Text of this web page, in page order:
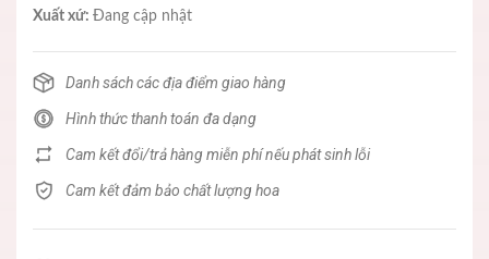
Xuất xứ: Đang cập nhật
Danh sách các địa điểm giao hàng
Hình thức thanh toán đa dạng
Cam kết đổi/trả hàng miễn phí nếu phát sinh lỗi
Cam kết đảm bảo chất lượng hoa